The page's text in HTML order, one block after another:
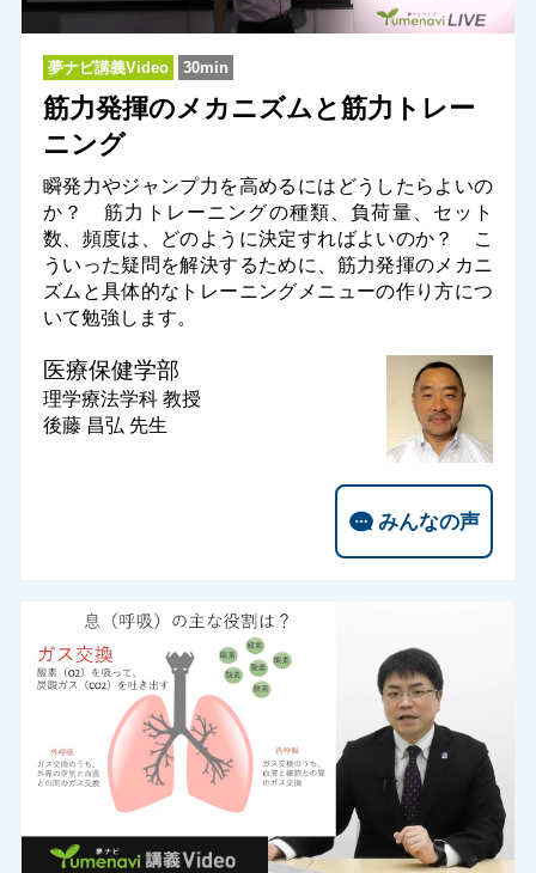
夢ナビ講義Video 30min
筋力発揮のメカニズムと筋力トレー
ニング
瞬発力やジャンプ力を高めるにはどうしたらよいの
か？ 筋力トレーニングの種類、負荷量、セット
数、頻度は、どのように決定すればよいのか？ こ
ういった疑問を解決するために、筋力発揮のメカニ
ズムと具体的なトレーニングメニューの作り方につ
いて勉強します。
医療保健学部
理学療法学科 教授
後藤 昌弘 先生
みんなの声